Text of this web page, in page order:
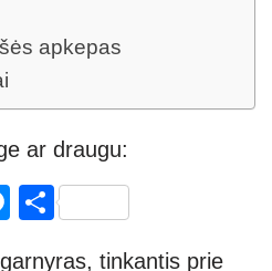
apkepas
ar draugu:
M S
tinkantis prie